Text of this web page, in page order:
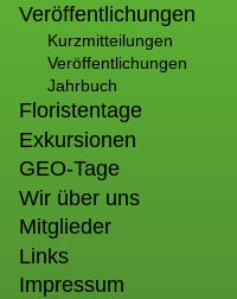
Veröffentlichungen
Kurzmitteilungen
Veröffentlichungen
Jahrbuch
Floristentage
Exkursionen
GEO-Tage
Wir über uns
Mitglieder
Links
Impressum